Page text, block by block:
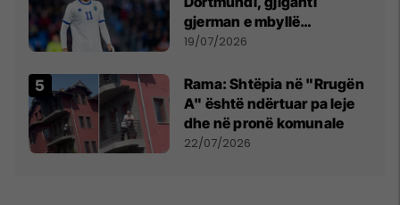
gjerman e mbyllë
marrëveshjen për Fisnik
19/07/2026
Rama: Shtëpia në "Rrugën
A" është ndërtuar pa leje
dhe në pronë komunale
22/07/2026